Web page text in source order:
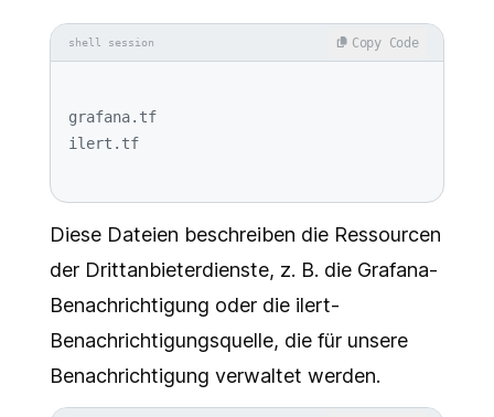
shell session
grafana.tf
Copy Code
Diese Dateien beschreiben die Ressourcen
der Drittanbieterdienste, z. B. die Grafana-
Benachrichtigung oder die ilert-
Benachrichtigungsquelle, die für unsere
Benachrichtigung verwaltet werden.